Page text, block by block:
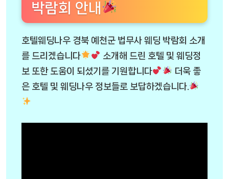
박람회 안내
호텔웨딩나우 경북 예천군 법무사 웨딩 박람회 소개
를 드리겠습니다
소개해 드린 호텔 및 웨딩정
보 또한 도움이 되셨기를 기원합니다
더욱 좋
은 호텔 및 웨딩나우 정보들로 보답하겠습니다.